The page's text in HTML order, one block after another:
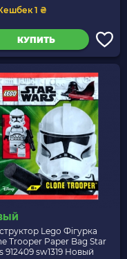
1 ₴
КУПИТЬ
Lego Фігурка
Trooper Paper Bag Star
912409 sw1319 Новый